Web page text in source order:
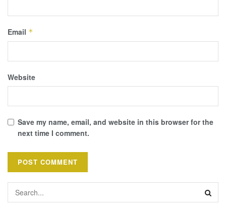
Email *
Website
Save my name, email, and website in this browser for the
next time I comment.